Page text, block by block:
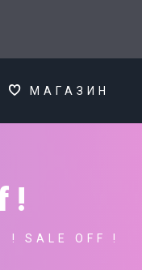
МАГАЗИН
!
! SALE OFF !